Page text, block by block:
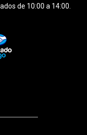
de 10:00 a 14:00.